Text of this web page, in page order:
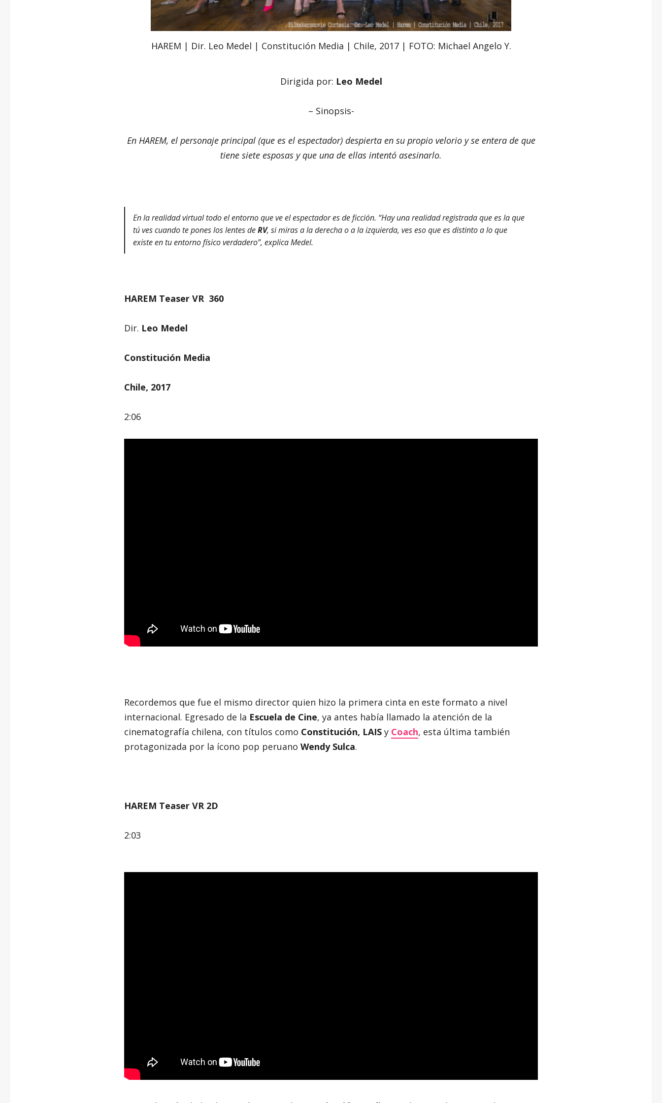
HAREM | Dir. Leo Medel | Constitución Media | Chile, 2017 | FOTO: Michael Angelo Y.
Dirigida por: Leo Medel
– Sinopsis-
En HAREM, el personaje principal (que es el espectador) despierta en su propio velorio y se entera de que
tiene siete esposas y que una de ellas intentó asesinarlo.
En la realidad virtual todo el entorno que ve el espectador es de ficción. “Hay una realidad registrada que es la que
tú ves cuando te pones los lentes deRV, si miras a la derecha o a la izquierda, ves eso que es distinto a lo que
existe en tu entorno físico verdadero”, explica Medel.
HAREM Teaser VR 360
Dir. Leo Medel
Constitución Media
Chile, 2017
2:06
Recordemos que fue el mismo director quien hizo la primera cinta en este formato a nivel
internacional. Egresado de la Escuela de Cine, ya antes había llamado la atención de la
cinematografía chilena, con títulos como Constitución, LAIS y Coach, esta última también
protagonizada por la ícono pop peruano Wendy Sulca.
HAREM Teaser VR 2D
2:03